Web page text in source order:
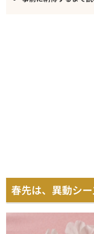
春先は、異動シ